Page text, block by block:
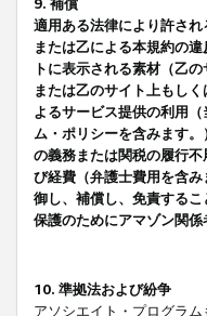
9. 補償
適用ある法律により許さ
または乙による本規約の
トに表示される素材（乙
または乙のサイト上もし
よるサービス提供の利用
ム・ポリシーを含みます
の義務または関税の履行
び経費（弁護士費用を含
御し、補償し、免責する
保護のためにアマゾン関
10. 準拠法および紛争
アソシエイト・プログラ